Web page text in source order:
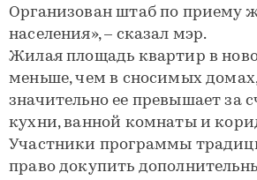
Организован штаб по приему
населения», – сказал мэр.
Жилая площадь квартир в
меньше, чем в сносимых
значительно ее превышает за
кухни, ванной комнаты и
Участники программы
право докупить